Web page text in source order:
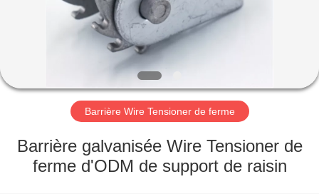
DE
NOUS
VISITE
D'USINE
Barrière Wire Tensioner de ferme
Barrière galvanisée Wire Tensioner de
ferme d'ODM de support de raisin